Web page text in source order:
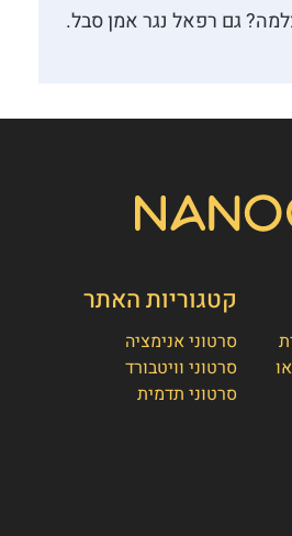
גם רפאל נגר אמן סבל.
קטגוריות האתר
סרטוני אנימציה
סרטוני וויטבורד
סרטוני תדמית